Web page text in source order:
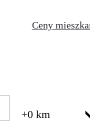
Ceny
+0 km